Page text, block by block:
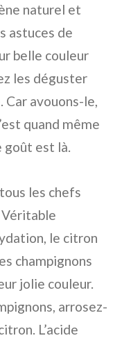
naturel et
astuces de
belle couleur
les déguster
Car avouons-le,
quand même
est là.
les chefs
le citron
champignons
jolie couleur.
arrosez-
L’acide